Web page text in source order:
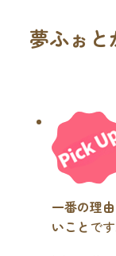
夢ふぉと
一番の理
いことです